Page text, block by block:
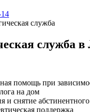
служба
служба в
помощь при
на дом
и снятие
поддержка